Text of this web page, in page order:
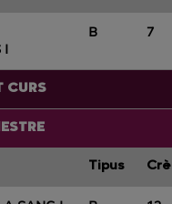
I
B 7
CURS
Tipus